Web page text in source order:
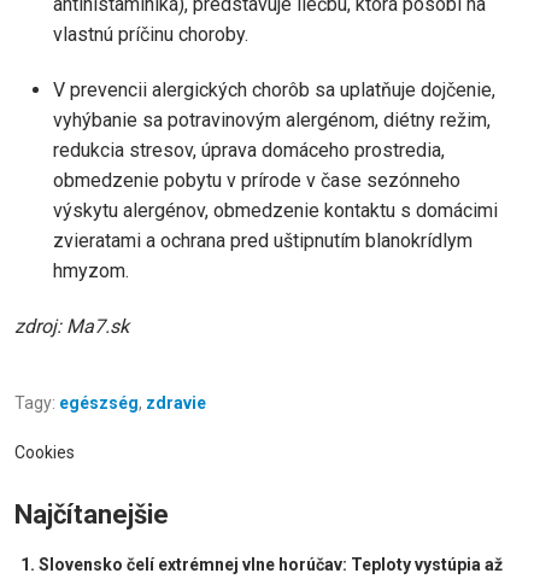
vlastnú príčinu choroby.
V prevencii alergických chorôb sa uplatňuje dojčenie,
vyhýbanie sa potravinovým alergénom, diétny režim,
redukcia stresov, úprava domáceho prostredia,
obmedzenie pobytu v prírode v čase sezónneho
výskytu alergénov, obmedzenie kontaktu s domácimi
zvieratami a ochrana pred uštipnutím blanokrídlym
hmyzom.
zdroj: Ma7.sk
Tagy: egészség, zdravie
Cookies
Najčítanejšie
Slovensko čelí extrémnej vlne horúčav: Teploty vystúpia až